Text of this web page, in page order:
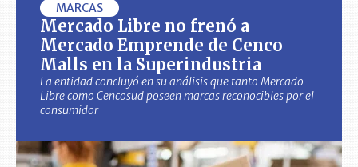
MARCAS
Mercado Libre no frenó a
Mercado Emprende de Cenco
Malls en la Superindustria
La entidad concluyó en su análisis que tanto Mercado
Libre como Cencosud poseen marcas reconocibles por el
consumidor